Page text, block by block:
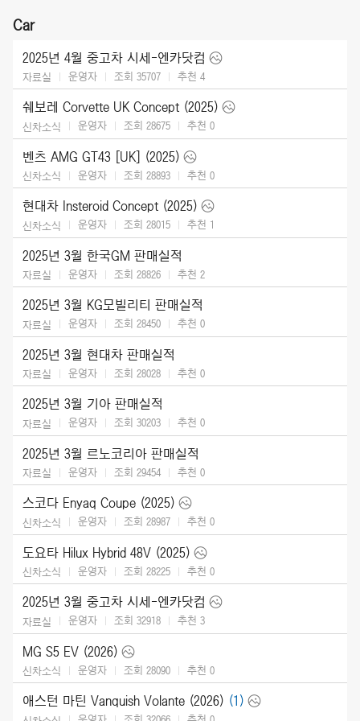
Car
2025년 4월 중고차 시세-엔카닷컴
자료실 운영자 조회 35707 추천 4
쉐보레 Corvette UK Concept (2025)
신차소식 운영자 조회 28675 추천 0
벤츠 AMG GT43 [UK] (2025)
신차소식 운영자 조회 28893 추천 0
현대차 Insteroid Concept (2025)
신차소식 운영자 조회 28015 추천 1
2025년 3월 한국GM 판매실적
자료실 운영자 조회 28826 추천 2
2025년 3월 KG모빌리티 판매실적
자료실 운영자 조회 28450 추천 0
2025년 3월 현대차 판매실적
자료실 운영자 조회 28028 추천 0
2025년 3월 기아 판매실적
자료실 운영자 조회 30203 추천 0
2025년 3월 르노코리아 판매실적
자료실 운영자 조회 29454 추천 0
스코다 Enyaq Coupe (2025)
신차소식 운영자 조회 28987 추천 0
도요타 Hilux Hybrid 48V (2025)
신차소식 운영자 조회 28225 추천 0
2025년 3월 중고차 시세-엔카닷컴
자료실 운영자 조회 32918 추천 3
MG S5 EV (2026)
신차소식 운영자 조회 28090 추천 0
애스턴 마틴 Vanquish Volante (2026) (1)